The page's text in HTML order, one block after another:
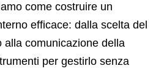
come costruire un
efficace: dalla scelta del
alla comunicazione della
per gestirlo senza